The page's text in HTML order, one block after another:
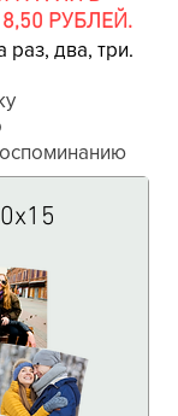
РУБЛЕЙ.
раз, два, три.